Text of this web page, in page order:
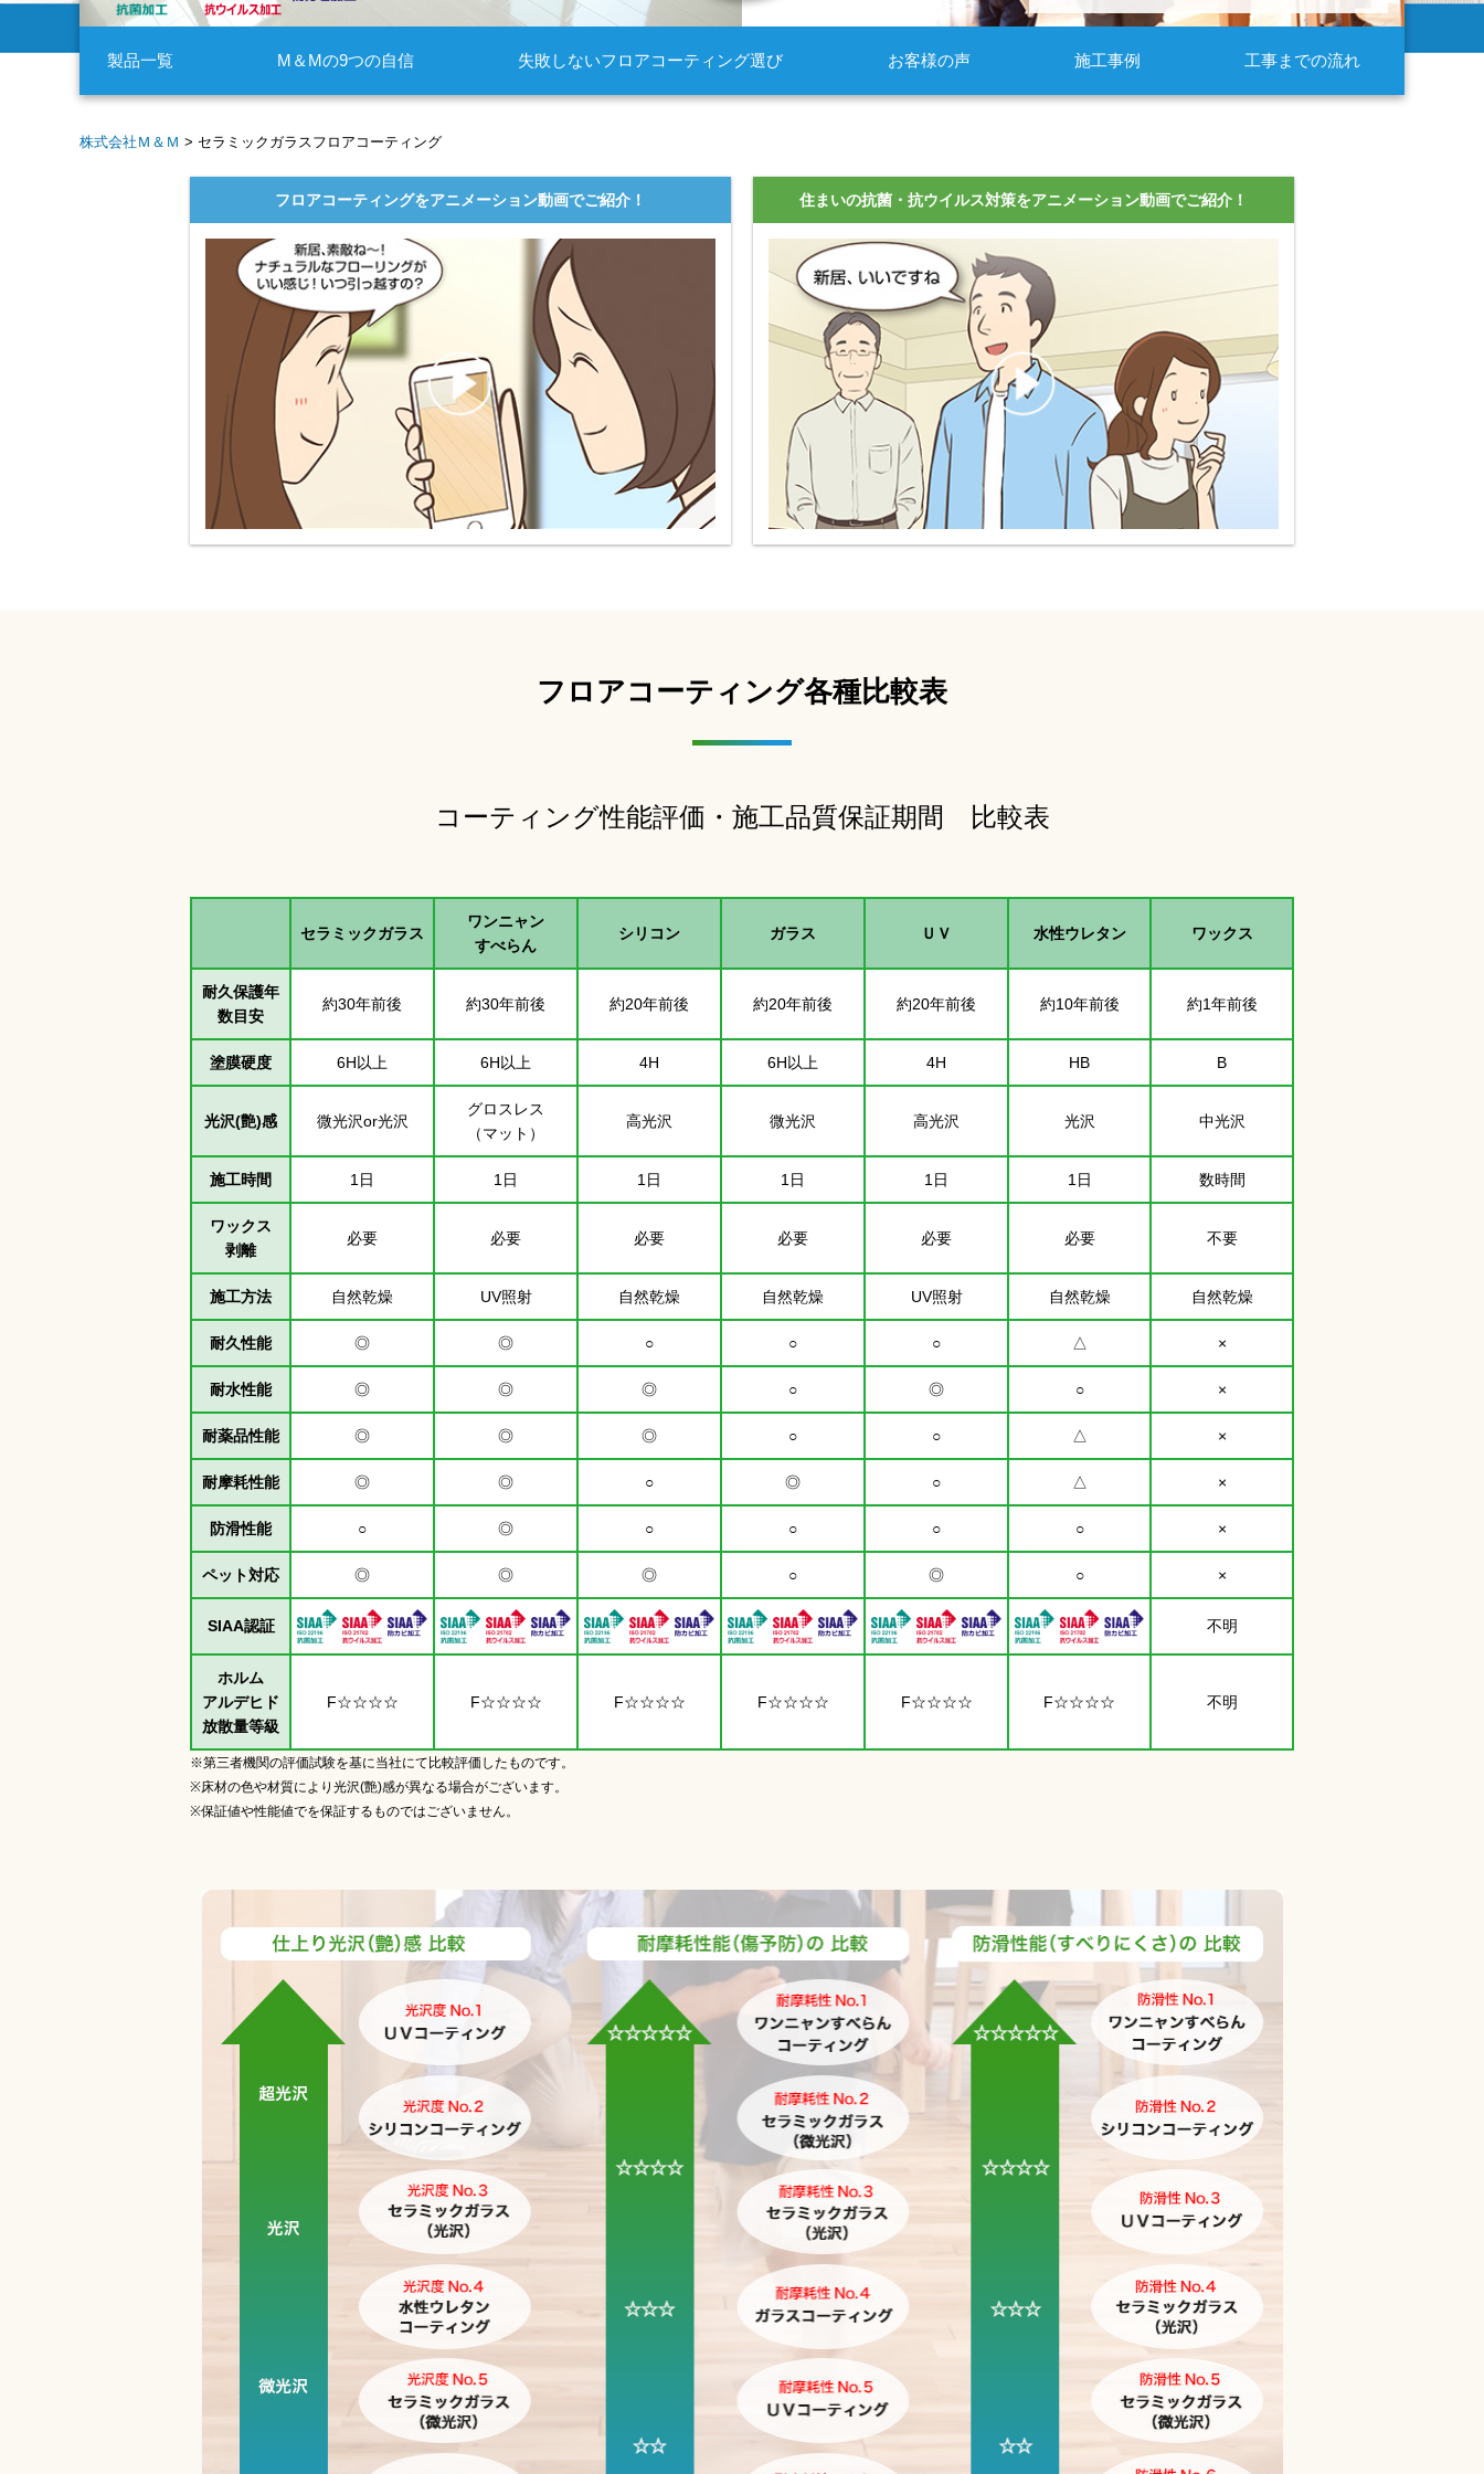
製品一覧 M＆Mの9つの自信 失敗しないフロアコーティング選び お客様の声 施工事例 工事までの流れ
株式会社Ｍ＆Ｍ > セラミックガラスフロアコーティング
フロアコーティングをアニメーション動画でご紹介！ 住まいの抗菌・抗ウイルス対策をアニメーション動画でご紹介！
フロアコーティング各種比較表
コーティング性能評価・ 施工品質保証期間 比較表
セラミックガラス
ワンニャン
すべらん
シリコン ガラス ＵＶ 水性ウレタン ワックス
耐久保護年
数目安
約30年前後 約30年前後 約20年前後 約20年前後 約20年前後 約10年前後 約1年前後
塗膜硬度 6H以上 6H以上 4H 6H以上 4H HB B
光沢(艶)感 微光沢or光沢
グロスレス
（マット）
高光沢 微光沢 高光沢 光沢 中光沢
施工時間 1日 1日 1日 1日 1日 1日 数時間
ワックス
剥離
必要 必要 必要 必要 必要 必要 不要
施工方法 自然乾燥 UV照射 自然乾燥 自然乾燥 UV照射 自然乾燥 自然乾燥
耐久性能 ◎ ◎ ○ ○ ○ △ ×
耐水性能 ◎ ◎ ◎ ○ ◎ ○ ×
耐薬品性能 ◎ ◎ ◎ ○ ○ △ ×
耐摩耗性能 ◎ ◎ ○ ◎ ○ △ ×
防滑性能 ○ ◎ ○ ○ ○ ○ ×
ペット対応 ◎ ◎ ◎ ○ ◎ ○ ×
SIAA認証 不明
ホルム
アルデヒド
放散量等級
F☆☆☆☆ F☆☆☆☆ F☆☆☆☆ F☆☆☆☆ F☆☆☆☆ F☆☆☆☆ 不明
※第三者機関の評価試験を基に当社にて比較評価したものです。
※床材の色や材質により光沢(艶)感が異なる場合がございます。
※保証値や性能値でを保証するものではございません。